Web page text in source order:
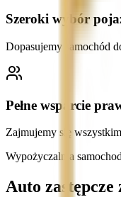
Szeroki wybór
Dopasujemy samochód
Pełne wsparcie
Zajmujemy się
Wypożyczalnia
Auto zastępcze